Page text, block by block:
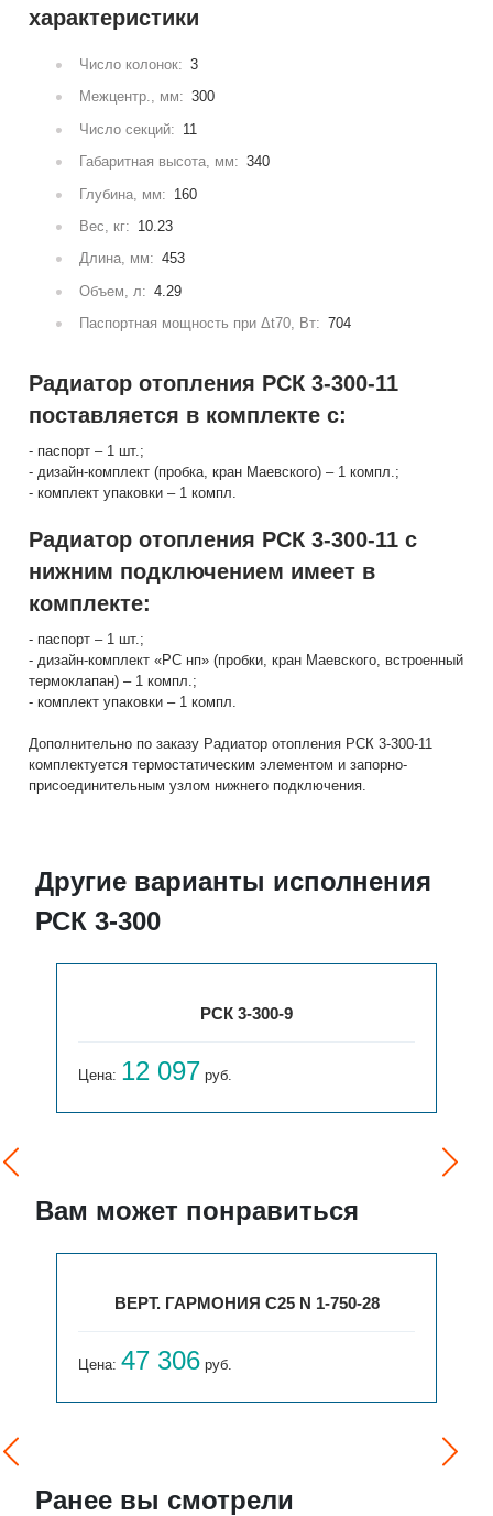
характеристики
Число колонок: 3
Межцентр., мм: 300
Число секций: 11
Габаритная высота, мм: 340
Глубина, мм: 160
Вес, кг: 10.23
Длина, мм: 453
Объем, л: 4.29
Паспортная мощность при Δt70, Вт: 704
Радиатор отопления РСК 3-300-11
поставляется в комплекте с:
- паспорт – 1 шт.;
- дизайн-комплект (пробка, кран Маевского) – 1 компл.;
- комплект упаковки – 1 компл.
Радиатор отопления РСК 3-300-11 с
нижним подключением имеет в
комплекте:
- паспорт – 1 шт.;
- дизайн-комплект «РС нп» (пробки, кран Маевского, встроенный
термоклапан) – 1 компл.;
- комплект упаковки – 1 компл.
Дополнительно по заказу Радиатор отопления РСК 3-300-11
комплектуется термостатическим элементом и запорно-
присоединительным узлом нижнего подключения.
Другие варианты исполнения
РСК 3-300
РСК 3-300-9
Цена: 12 097 руб.
Вам может понравиться
ВЕРТ. ГАРМОНИЯ С25 N 1-750-28
Цена:47 306 руб.
Ранее вы смотрели